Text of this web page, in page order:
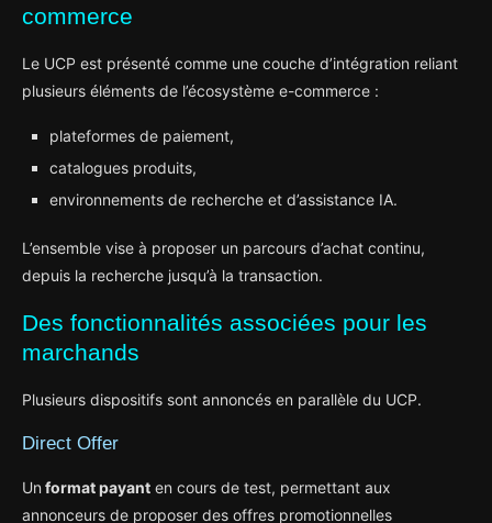
commerce
Le UCP est présenté comme une couche d’intégration reliant
plusieurs éléments de l’écosystème e-commerce :
plateformes de paiement,
catalogues produits,
environnements de recherche et d’assistance IA.
L’ensemble vise à proposer un parcours d’achat continu,
depuis la recherche jusqu’à la transaction.
Des fonctionnalités associées pour les
marchands
Plusieurs dispositifs sont annoncés en parallèle du UCP.
Direct Offer
Un format payant en cours de test, permettant aux
annonceurs de proposer des offres promotionnelles